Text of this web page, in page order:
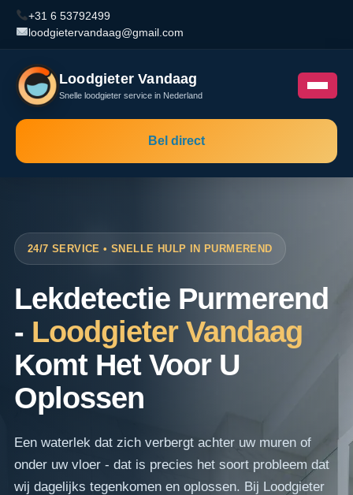
+31 6 53792499
loodgietervandaag@gmail.com
Loodgieter Vandaag
Snelle loodgieter service in Nederland
Bel direct
24/7 SERVICE • SNELLE HULP IN PURMEREND
Lekdetectie Purmerend
- Loodgieter Vandaag
Komt Het Voor U
Oplossen
Een waterlek dat zich verbergt achter uw muren of
onder uw vloer - dat is precies het soort probleem dat
wij dagelijks tegenkomen en oplossen. Bij Loodgieter